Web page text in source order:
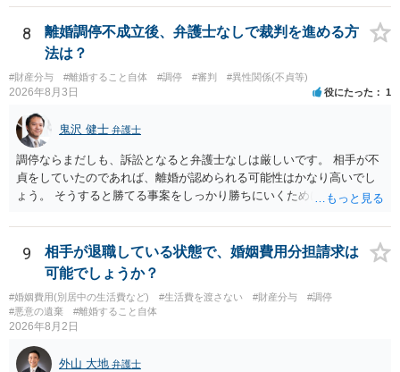
せる）がされていたのでしょうかね。 いずれにしても，使用貸借では
なくて賃貸借にするというのであれば，夫と義母の関係でしかありま
せん。 これが法律上の話です。 「夫にこうなったのはお前のせいなん
だからお前が払えよ！と怒鳴られました。」 こうなった経緯は不明で
すが，法律上は，夫と義母の間の話ですから，二人で賃料等の合意を
するか否かを決め，夫が義母に支払をするだけのことです。この合意
をしない場合に，義母がどのような選択をするかは，義母の判断でし
かありません（抵当権の解除の話をしているようですが）。 夫が賃料
の支払を相談者に請求したとしても，法律上の支払義務は生じませ
ん。変な賃貸借契約書（なぜか，賃借人が相談者になっているなど）
が作成されない限り，相談者に負担は生じないのです。にもかかわら
ず，請求してくるのだとすれば，そのような請求を押し付けてくる夫
について，どのように評価するかの話になると思います。 抵当権の解
除は，金融機関（担保権者）の方が応じることがないと思います。ロ
ーンの支払いもしなければ，抵当権が実行されて土地が売却されて
（おそらく，建物も共同担保に入っていると思うので，競売自体はさ
ほど問題ありません。）売却代金が建物のローンに充当され，残額は
名義人である夫に請求されることになります。相談者は，債務に関係
なく，連帯保証人でもありませんので，負担する理由がありません。
離婚については，相手方が離婚したいようですから，離婚自体はこち
らの意思次第だと思います。慰謝料を請求する際に，この不動産の経
8
離婚調停不成立後、弁護士なしで裁判を進める方
法は？
#財産分与 #離婚すること自体 #調停 #審判 #異性関係(不貞等)
2026年8月3日 役にたった 1
鬼沢 健士 弁護士
調停ならまだしも、訴訟となると弁護士なしは厳しいです。 相手が不
貞をしていたのであれば、離婚が認められる可能性はかなり高いでし
ょう。 そうすると勝てる事案をしっかり勝ちにいくためにも弁護士委
9
相手が退職している状態で、婚姻費用分担請求は
可能でしょうか？
#婚姻費用(別居中の生活費など) #生活費を渡さない #財産分与
#調停
#悪意の遺棄
#離婚すること自体
2026年8月2日
外山 大地 弁護士